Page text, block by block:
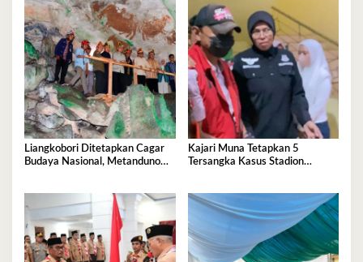
Liangkobori Ditetapkan Cagar
Budaya Nasional, Metanduno
Kajari Muna Tetapkan 5
Tersangka Kasus Stadion